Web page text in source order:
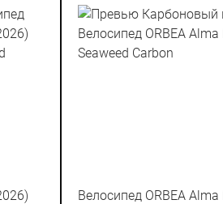
Велосипед ORBEA